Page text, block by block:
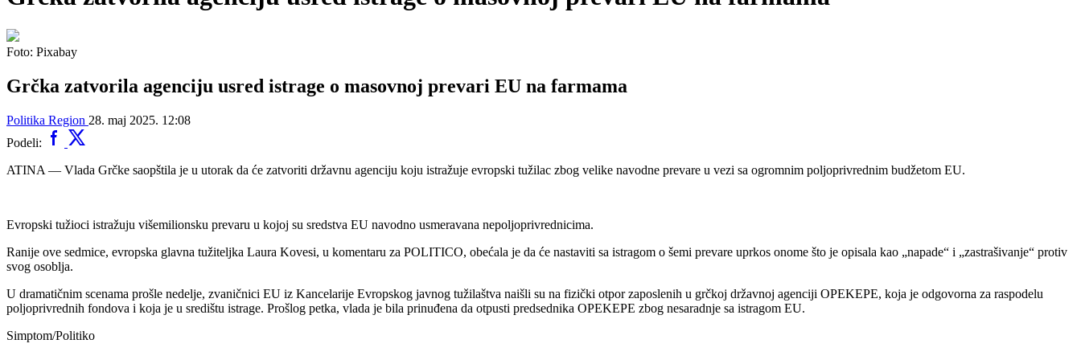
Foto: Pixabay
Grčka zatvorila agenciju usred istrage o masovnoj prevari EU na farmama
Politika Region 28. maj 2025. 12:08
Podeli:
ATINA — Vlada Grčke saopštila je u utorak da će zatvoriti državnu agenciju koju istražuje evropski tužilac zbog velike navodne prevare u vezi sa ogromnim poljoprivrednim budžetom EU.
Evropski tužioci istražuju višemilionsku prevaru u kojoj su sredstva EU navodno usmeravana nepoljoprivrednicima.
Ranije ove sedmice, evropska glavna tužiteljka Laura Kovesi, u komentaru za POLITICO, obećala je da će nastaviti sa istragom o šemi prevare uprkos onome što je opisala kao „napade“ i „zastrašivanje“ protiv
svog osoblja.
U dramatičnim scenama prošle nedelje, zvaničnici EU iz Kancelarije Evropskog javnog tužilaštva naišli su na fizički otpor zaposlenih u grčkoj državnoj agenciji OPEKEPE, koja je odgovorna za raspodelu
poljoprivrednih fondova i koja je u središtu istrage. Prošlog petka, vlada je bila prinuđena da otpusti predsednika OPEKEPE zbog nesaradnje sa istragom EU.
Simptom/Politiko